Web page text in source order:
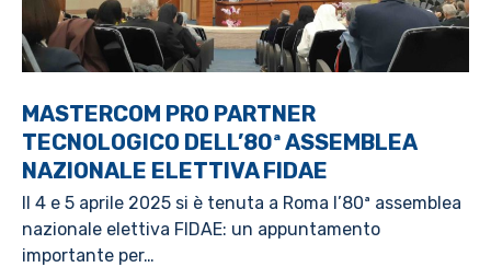
MASTERCOM PRO PARTNER
TECNOLOGICO DELL’80ª ASSEMBLEA
NAZIONALE ELETTIVA FIDAE
Il 4 e 5 aprile 2025 si è tenuta a Roma l’80ª assemblea
nazionale elettiva FIDAE: un appuntamento
importante per…